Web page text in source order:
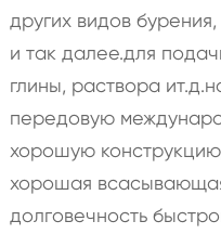
других видов
и так далее.для
глины, раствора
передовую
хорошую
хорошая
долговечность